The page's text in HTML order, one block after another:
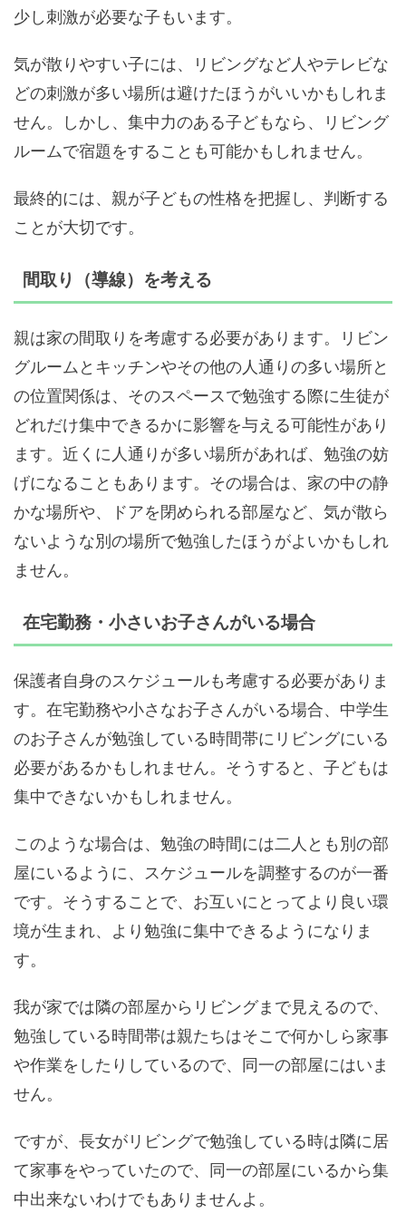
少し刺激が必要な子もいます。
気が散りやすい子には、リビングなど人やテレビな
どの刺激が多い場所は避けたほうがいいかもしれま
せん。しかし、集中力のある子どもなら、リビング
ルームで宿題をすることも可能かもしれません。
最終的には、親が子どもの性格を把握し、判断する
ことが大切です。
間取り（導線）を考える
親は家の間取りを考慮する必要があります。リビン
グルームとキッチンやその他の人通りの多い場所と
の位置関係は、そのスペースで勉強する際に生徒が
どれだけ集中できるかに影響を与える可能性があり
ます。近くに人通りが多い場所があれば、勉強の妨
げになることもあります。その場合は、家の中の静
かな場所や、ドアを閉められる部屋など、気が散ら
ないような別の場所で勉強したほうがよいかもしれ
ません。
在宅勤務・小さいお子さんがいる場合
保護者自身のスケジュールも考慮する必要がありま
す。在宅勤務や小さなお子さんがいる場合、中学生
のお子さんが勉強している時間帯にリビングにいる
必要があるかもしれません。そうすると、子どもは
集中できないかもしれません。
このような場合は、勉強の時間には二人とも別の部
屋にいるように、スケジュールを調整するのが一番
です。そうすることで、お互いにとってより良い環
境が生まれ、より勉強に集中できるようになりま
す。
我が家では隣の部屋からリビングまで見えるので、
勉強している時間帯は親たちはそこで何かしら家事
や作業をしたりしているので、同一の部屋にはいま
せん。
ですが、長女がリビングで勉強している時は隣に居
て家事をやっていたので、同一の部屋にいるから集
中出来ないわけでもありませんよ。